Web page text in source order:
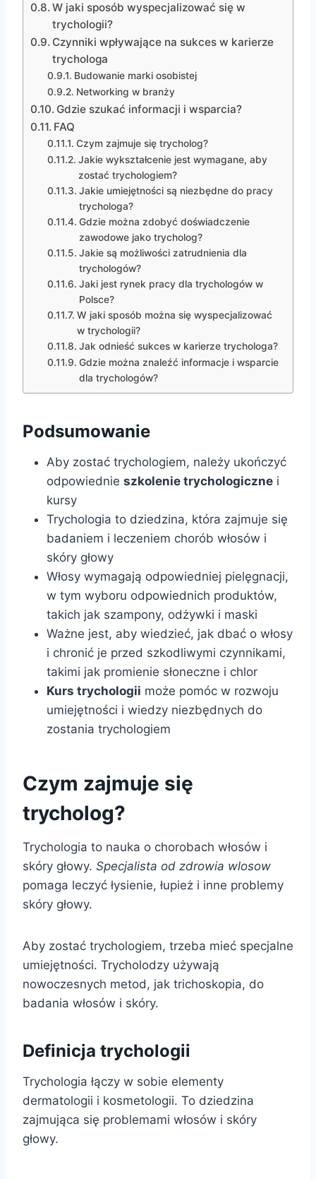
W jaki sposób wyspecjalizować się w
trychologii?
Czynniki wpływające na sukces w karierze
trychologa
Budowanie marki osobistej
Networking w branży
Gdzie szukać informacji i wsparcia?
FAQ
Czym zajmuje się trycholog?
Jakie wykształcenie jest wymagane, aby
zostać trychologiem?
Jakie umiejętności są niezbędne do pracy
trychologa?
Gdzie można zdobyć doświadczenie
zawodowe jako trycholog?
Jakie są możliwości zatrudnienia dla
trychologów?
Jaki jest rynek pracy dla trychologów w
Polsce?
W jaki sposób można się wyspecjalizować
w trychologii?
Jak odnieść sukces w karierze trychologa?
Gdzie można znaleźć informacje i wsparcie
dla trychologów?
Podsumowanie
Aby zostać trychologiem, należy ukończyć
odpowiednie szkolenie trychologiczne i
kursy
Trychologia to dziedzina, która zajmuje się
badaniem i leczeniem chorób włosów i
skóry głowy
Włosy wymagają odpowiedniej pielęgnacji,
w tym wyboru odpowiednich produktów,
takich jak szampony, odżywki i maski
Ważne jest, aby wiedzieć, jak dbać o włosy
i chronić je przed szkodliwymi czynnikami,
takimi jak promienie słoneczne i chlor
Kurs trychologii może pomóc w rozwoju
umiejętności i wiedzy niezbędnych do
zostania trychologiem
Czym zajmuje się
trycholog?
Trychologia to nauka o chorobach włosów i
skóry głowy. Specjalista od zdrowia wlosow
pomaga leczyć łysienie, łupież i inne problemy
skóry głowy.
Aby zostać trychologiem, trzeba mieć specjalne
umiejętności. Trycholodzy używają
nowoczesnych metod, jak trichoskopia, do
badania włosów i skóry.
Definicja trychologii
Trychologia łączy w sobie elementy
dermatologii i kosmetologii. To dziedzina
zajmująca się problemami włosów i skóry
głowy.